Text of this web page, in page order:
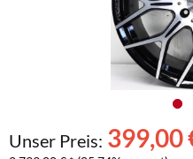
Unser Preis: 399,00